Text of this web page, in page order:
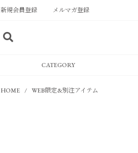
新規会員登録 メルマガ登録
CATEGORY
HOME WEB限定&別注アイテム